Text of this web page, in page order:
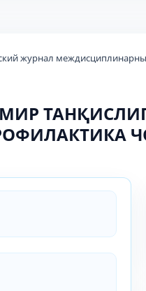
журнал